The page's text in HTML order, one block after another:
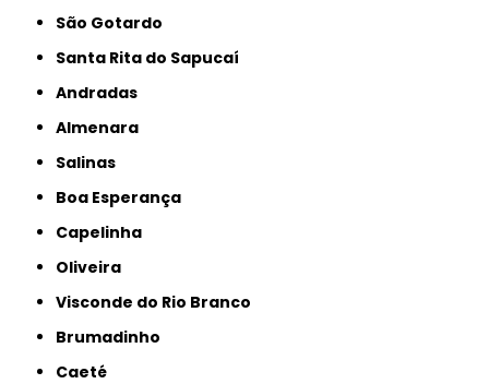
São Gotardo
Santa Rita do Sapucaí
Andradas
Almenara
Salinas
Boa Esperança
Capelinha
Oliveira
Visconde do Rio Branco
Brumadinho
Caeté